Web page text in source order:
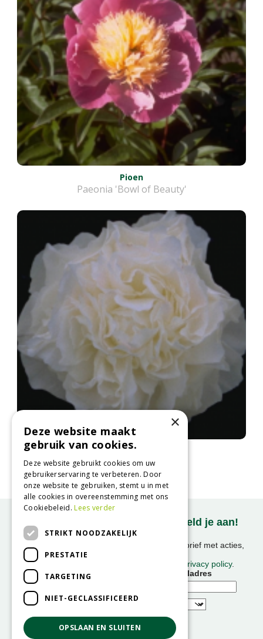
Pioen
Paeonia 'Bowl of Beauty'
Pioen
Paeonia 'Shirley Temple'
Onze nieuwsbrief ontvangen? Meld je aan!
Ontvang ongeveer 1x per week onze nieuwsbrief met acties,
We slaan uw gegevens op conform onze
privacy policy.
Voornaam
E-mailadres
×
Deze website maakt
gebruik van cookies.
Deze website gebruikt cookies om uw
gebruikerservaring te verbeteren. Door
onze website te gebruiken, stemt u in met
alle cookies in overeenstemming met ons
Cookiebeleid.Lees verder
STRIKT NOODZAKELIJK
PRESTATIE
TARGETING
NIET-GECLASSIFICEERD
OPSLAAN EN SLUITEN